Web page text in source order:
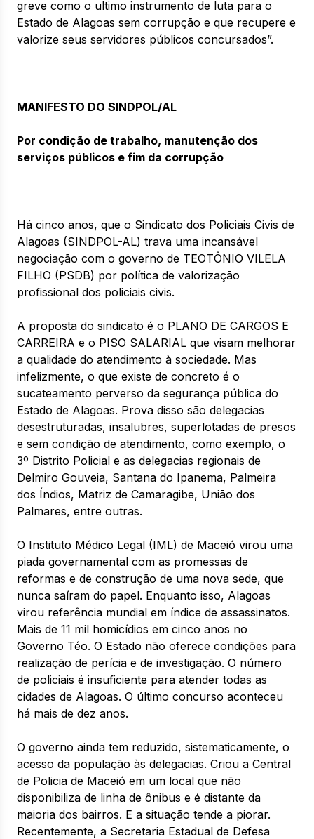
greve como o ultimo instrumento de luta para o
Estado de Alagoas sem corrupção e que recupere e
valorize seus servidores públicos concursados”.
MANIFESTO DO SINDPOL/AL
Por condição de trabalho, manutenção dos
serviços públicos e fim da corrupção
Há cinco anos, que o Sindicato dos Policiais Civis de
Alagoas (SINDPOL-AL) trava uma incansável
negociação com o governo de TEOTÔNIO VILELA
FILHO (PSDB) por política de valorização
profissional dos policiais civis.
A proposta do sindicato é o PLANO DE CARGOS E
CARREIRA e o PISO SALARIAL que visam melhorar
a qualidade do atendimento à sociedade. Mas
infelizmente, o que existe de concreto é o
sucateamento perverso da segurança pública do
Estado de Alagoas. Prova disso são delegacias
desestruturadas, insalubres, superlotadas de presos
e sem condição de atendimento, como exemplo, o
3º Distrito Policial e as delegacias regionais de
Delmiro Gouveia, Santana do Ipanema, Palmeira
dos Índios, Matriz de Camaragibe, União dos
Palmares, entre outras.
O Instituto Médico Legal (IML) de Maceió virou uma
piada governamental com as promessas de
reformas e de construção de uma nova sede, que
nunca saíram do papel. Enquanto isso, Alagoas
virou referência mundial em índice de assassinatos.
Mais de 11 mil homicídios em cinco anos no
Governo Téo. O Estado não oferece condições para
realização de perícia e de investigação. O número
de policiais é insuficiente para atender todas as
cidades de Alagoas. O último concurso aconteceu
há mais de dez anos.
O governo ainda tem reduzido, sistematicamente, o
acesso da população às delegacias. Criou a Central
de Policia de Maceió em um local que não
disponibiliza de linha de ônibus e é distante da
maioria dos bairros. E a situação tende a piorar.
Recentemente, a Secretaria Estadual de Defesa